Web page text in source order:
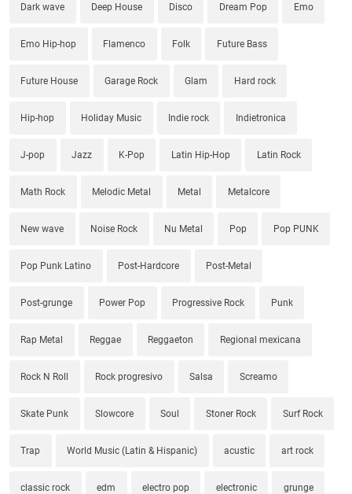
Dark wave Deep House Disco Dream Pop Emo
Emo Hip-hop Flamenco Folk Future Bass
Future House Garage Rock Glam Hard rock
Hip-hop Holiday Music Indie rock Indietronica
J-pop Jazz K-Pop Latin Hip-Hop Latin Rock
Math Rock Melodic Metal Metal Metalcore
New wave Noise Rock Nu Metal Pop Pop PUNK
Pop Punk Latino Post-Hardcore Post-Metal
Post-grunge Power Pop Progressive Rock Punk
Rap Metal Reggae Reggaeton Regional mexicana
Rock N Roll Rock progresivo Salsa Screamo
Skate Punk Slowcore Soul Stoner Rock Surf Rock
Trap World Music (Latin & Hispanic) acustic art rock
classic rock edm electro pop electronic grunge